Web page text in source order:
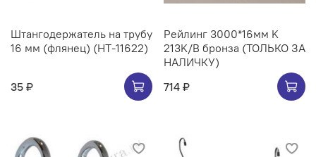
Штангодержатель на трубу
16 мм (флянец) (НТ-11622)
35 ₽
Рейлинг 3000*16мм K
213K/B бронза (ТОЛЬКО ЗА
НАЛИЧКУ)
714 ₽